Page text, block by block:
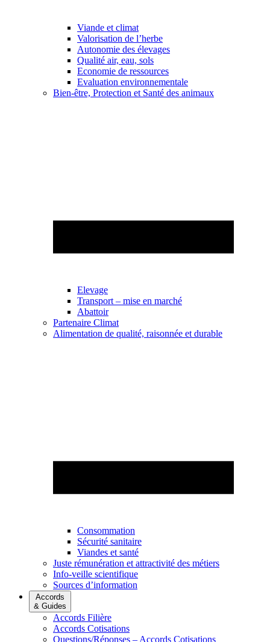
Viande et climat
Valorisation de l’herbe
Autonomie des élevages
Qualité air, eau, sols
Economie de ressources
Evaluation environnementale
Bien-être, Protection et Santé des animaux
Elevage
Transport – mise en marché
Abattoir
Partenaire Climat
Alimentation de qualité, raisonnée et durable
Consommation
Sécurité sanitaire
Viandes et santé
Juste rémunération et attractivité des métiers
Info-veille scientifique
Sources d’information
Accords
& Guides
Accords Filière
Accords Cotisations
Questions/Réponses – Accords Cotisations